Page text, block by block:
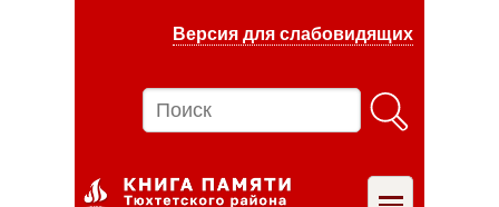
Версия для слабовидящих
Поиск
toggle